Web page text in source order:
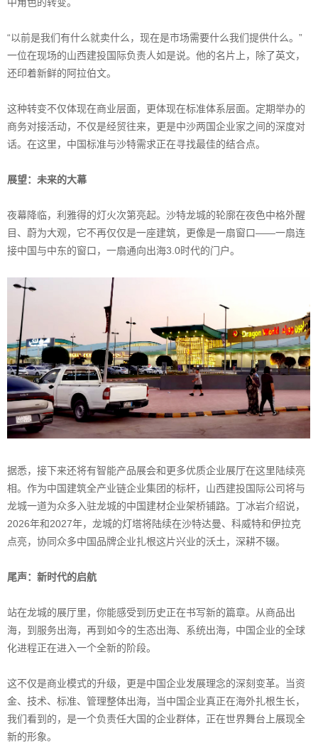
“以前是我们有什么就卖什么，现在是市场需要什么我们提供什么。”
一位在现场的山西建投国际负责人如是说。他的名片上，除了英文，
还印着新鲜的阿拉伯文。
这种转变不仅体现在商业层面，更体现在标准体系层面。定期举办的
商务对接活动，不仅是经贸往来，更是中沙两国企业家之间的深度对
话。在这里，中国标准与沙特需求正在寻找最佳的结合点。
展望：未来的大幕
夜幕降临，利雅得的灯火次第亮起。沙特龙城的轮廓在夜色中格外醒
目、蔚为大观，它不再仅仅是一座建筑，更像是一扇窗口——一扇连
接中国与中东的窗口，一扇通向出海3.0时代的门户。
据悉，接下来还将有智能产品展会和更多优质企业展厅在这里陆续亮
相。作为中国建筑全产业链企业集团的标杆，山西建投国际公司将与
龙城一道为众多入驻龙城的中国建材企业架桥铺路。丁冰岩介绍说，
2026年和2027年，龙城的灯塔将陆续在沙特达曼、科威特和伊拉克
点亮，协同众多中国品牌企业扎根这片兴业的沃土，深耕不辍。
尾声：新时代的启航
站在龙城的展厅里，你能感受到历史正在书写新的篇章。从商品出
海，到服务出海，再到如今的生态出海、系统出海，中国企业的全球
化进程正在进入一个全新的阶段。
这不仅是商业模式的升级，更是中国企业发展理念的深刻变革。当资
金、技术、标准、管理整体出海，当中国企业真正在海外扎根生长，
我们看到的，是一个负责任大国的企业群体，正在世界舞台上展现全
新的形象。